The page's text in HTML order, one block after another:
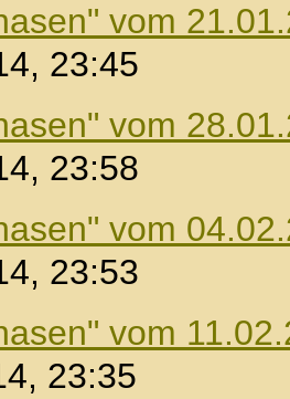
vom
23:45
vom
23:58
vom
23:53
vom
23:35